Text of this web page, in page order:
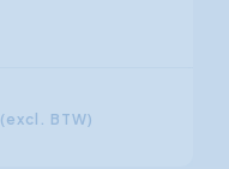
(excl. BTW)